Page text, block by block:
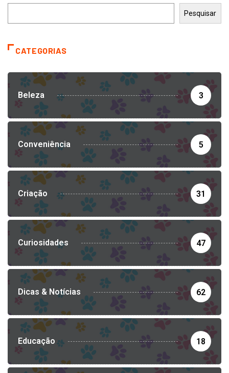
Pesquisar
CATEGORIAS
Beleza 3
Conveniência 5
Criação 31
Curiosidades 47
Dicas & Notícias 62
Educação 18